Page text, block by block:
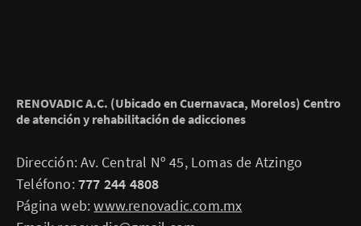
RENOVADIC A.C. (Ubicado en Cuernavaca, Morelos) Centro
de atención y rehabilitación de adicciones
Dirección: Av. Central Nº 45, Lomas de Atzingo
Teléfono:777 244 4808
Página web:www.renovadic.com.mx